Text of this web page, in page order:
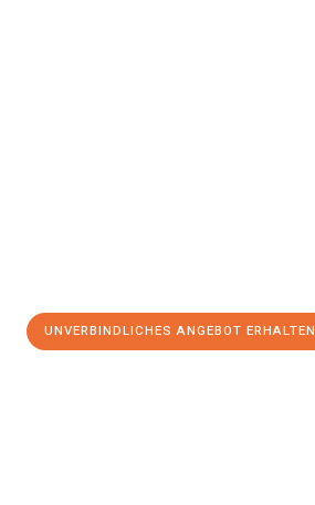
UNVERBINDLICHES ANGEBOT ERHALTEN